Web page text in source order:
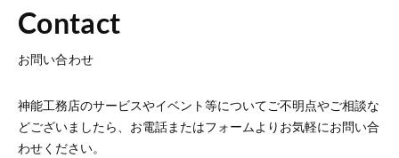
Contact
お問い合わせ
神能工務店のサービスやイベント等についてご不明点やご相談な
どございましたら、お電話またはフォームよりお気軽にお問い合
わせください。